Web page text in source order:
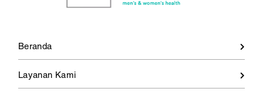
Beranda
Layanan Kami